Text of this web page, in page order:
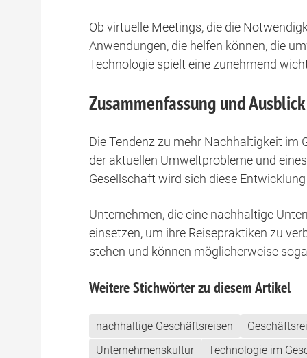
Ob virtuelle Meetings, die die
Anwendungen, die helfen können, die
Technologie spielt eine zunehmend
Zusammenfassung und Ausblick
Die Tendenz zu mehr Nachhaltigkeit im
der aktuellen Umweltprobleme und
Gesellschaft wird sich diese
Unternehmen, die eine nachhaltige
einsetzen, um ihre Reisepraktiken zu
stehen und können möglicherweise
Weitere Stichwörter zu diesem Artikel
nachhaltige Geschäftsreisen
Unternehmenskultur
Technologie im